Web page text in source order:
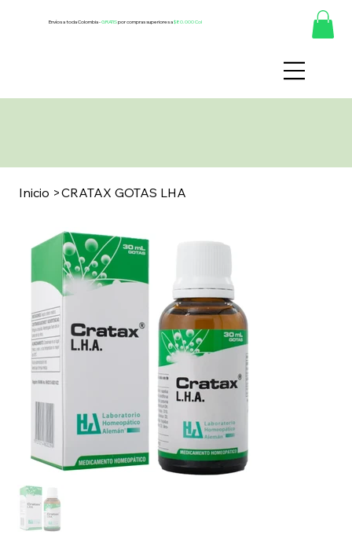
Envíos a toda Colombia -GRATISpor compras superiores a$80.000 Col
Inicio >CRATAX GOTAS LHA